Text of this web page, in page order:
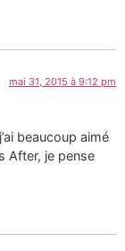
mai 31, 2015 à 9:12 pm
beaucoup aimé
After, je pense